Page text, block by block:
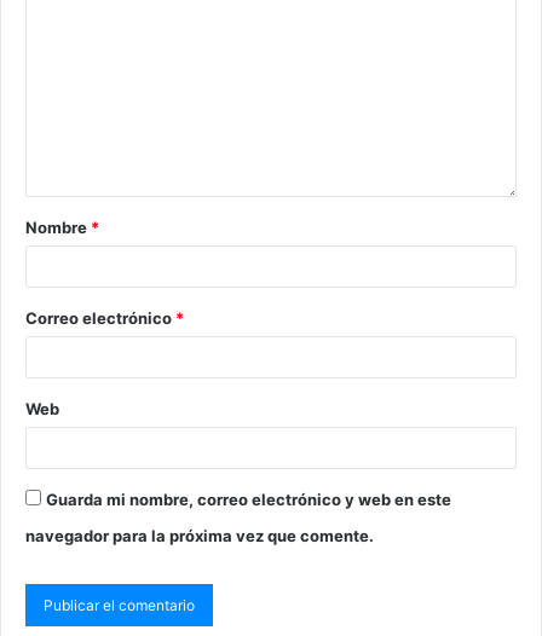
Nombre *
Correo electrónico *
Web
Guarda mi nombre, correo electrónico y web en este
navegador para la próxima vez que comente.